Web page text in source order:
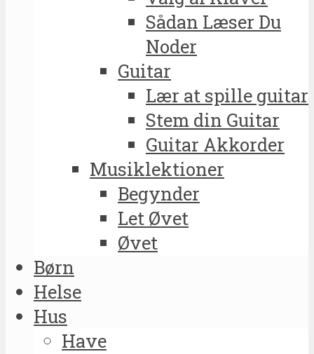
Sådan Læser Du
Noder
Guitar
Lær at spille guitar
Stem din Guitar
Guitar Akkorder
Musiklektioner
Begynder
Let Øvet
Øvet
Børn
Helse
Hus
Have